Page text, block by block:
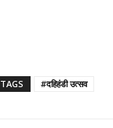
TAGS #दहिहंडी उत्सव